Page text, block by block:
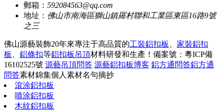
郵箱： 592084563@qq.com
地址： 佛山市南海區獅山鎮羅村聯和工業區東區16路9號
之三
佛山源藝裝飾20年來專注于高品質的工裝鋁扣板
家裝鋁扣
板
鋁條扣等鋁扣板吊頂材料研發和生產！ 備案號：粵ICP備
16102525號 源藝吊頂問答 源藝鋁扣板博客 鋁方通問答鋁方通
問答素材錦集個人素材名句摘抄
滾涂鋁扣板
噴涂鋁扣板
木紋鋁扣板